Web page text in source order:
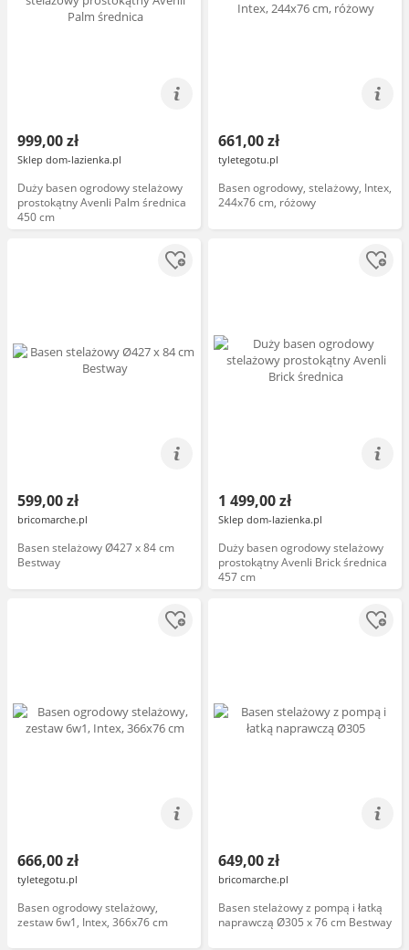
999,00 zł
Sklep dom-lazienka.pl
Duży basen ogrodowy stelażowy
prostokątny Avenli Palm średnica
450 cm
661,00 zł
tyletegotu.pl
Basen ogrodowy, stelażowy, Intex,
244x76 cm, różowy
599,00 zł
bricomarche.pl
Basen stelażowy Ø427 x 84 cm
Bestway
1 499,00 zł
Sklep dom-lazienka.pl
Duży basen ogrodowy stelażowy
prostokątny Avenli Brick średnica
457 cm
666,00 zł
tyletegotu.pl
Basen ogrodowy stelażowy,
zestaw 6w1, Intex, 366x76 cm
649,00 zł
bricomarche.pl
Basen stelażowy z pompą i łatką
naprawczą Ø305 x 76 cm Bestway